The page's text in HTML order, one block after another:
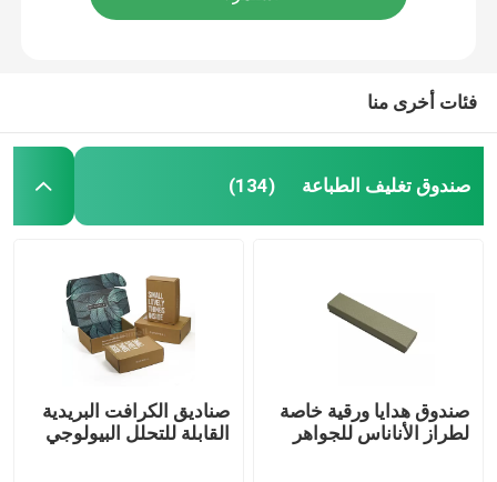
فئات أخرى منا
صندوق تغليف الطباعة (134)
صندوق هدايا ورقية خاصة
لطراز الأناناس للجواهر
صناديق الكرافت البريدية
القابلة للتحلل البيولوجي